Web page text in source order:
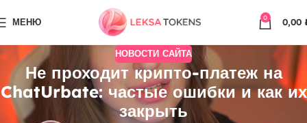
МЕНЮ 0 0,00
НОВОСТИ САЙТА
Не проходит крипто-платеж на
ChatUrbate: частые ошибки и как их
закрыть